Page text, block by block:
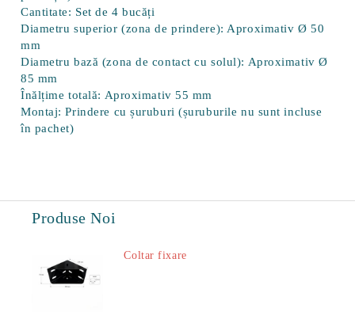
Cantitate: Set de 4 bucăți
Diametru superior (zona de prindere): Aproximativ Ø 50
mm
Diametru bază (zona de contact cu solul): Aproximativ Ø
85 mm
Înălțime totală: Aproximativ 55 mm
Montaj: Prindere cu șuruburi (șuruburile nu sunt incluse
în pachet)
Produse Noi
Coltar fixare